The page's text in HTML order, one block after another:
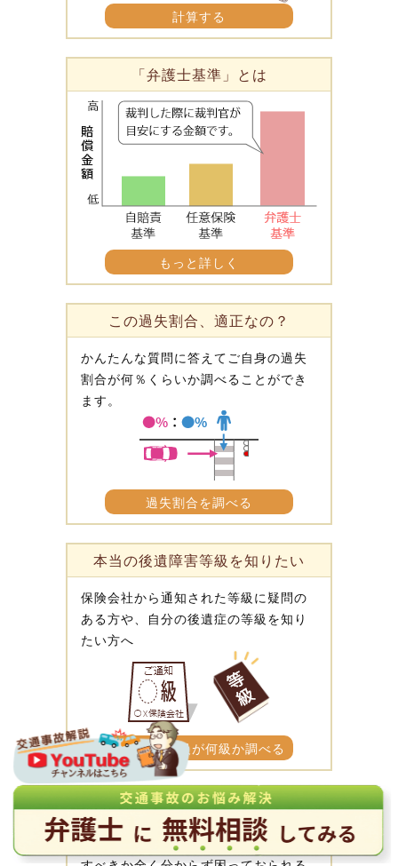
計算する
「弁護士基準」とは
もっと詳しく
この過失割合、適正なの？
かんたんな質問に答えてご自身の過失
割合が何％くらいか調べることができ
ます。
過失割合を調べる
本当の後遺障害等級を知りたい
保険会社から通知された等級に疑問の
ある方や、自分の後遺症の等級を知り
たい方へ
後遺障害等級が何級か調べる
事故から解決まで各場面ですべきこと
突然起きてしまった交通事故に、何を